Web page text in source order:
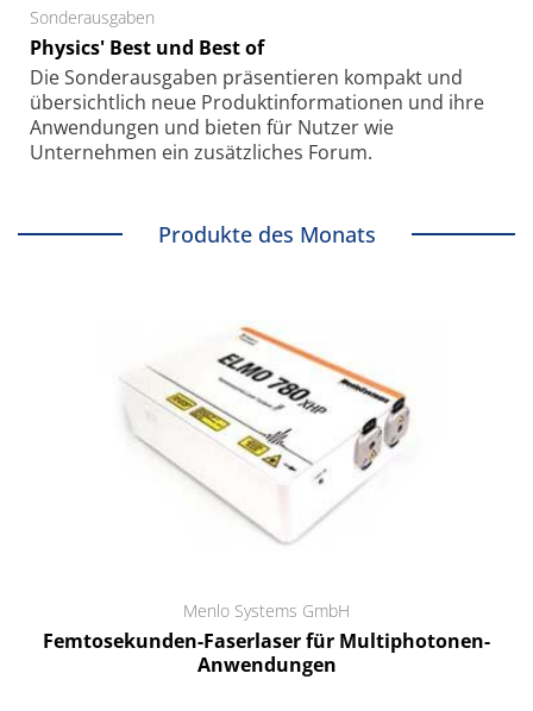
Sonderausgaben
Physics' Best und Best of
Die Sonder­ausgaben präsentieren kompakt und
übersichtlich neue Produkt­informationen und ihre
Anwendungen und bieten für Nutzer wie
Unternehmen ein zusätzliches Forum.
Produkte des Monats
Menlo Systems GmbH
Femtosekunden-Faserlaser für Multiphotonen-
Anwendungen